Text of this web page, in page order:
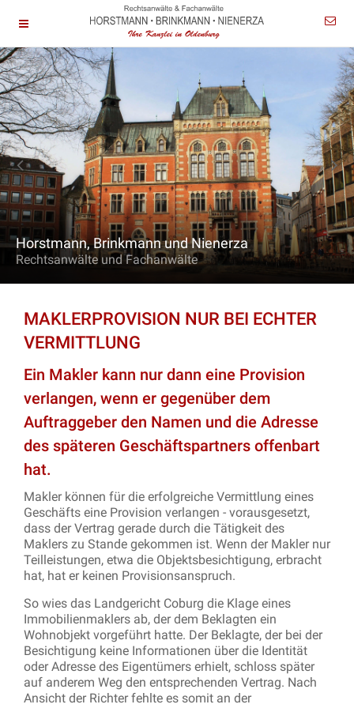
Horstmann, Brinkmann und Nienerza
Rechtsanwälte und Fachanwälte
MAKLERPROVISION NUR BEI ECHTER
VERMITTLUNG
Ein Makler kann nur dann eine Provision
verlangen, wenn er gegenüber dem
Auftraggeber den Namen und die Adresse
des späteren Geschäftspartners offenbart
hat.
Makler können für die erfolgreiche Vermittlung eines
Geschäfts eine Provision verlangen - vorausgesetzt,
dass der Vertrag gerade durch die Tätigkeit des
Maklers zu Stande gekommen ist. Wenn der Makler nur
Teilleistungen, etwa die Objektsbesichtigung, erbracht
hat, hat er keinen Provisionsanspruch.
So wies das Landgericht Coburg die Klage eines
Immobilienmaklers ab, der dem Beklagten ein
Wohnobjekt vorgeführt hatte. Der Beklagte, der bei der
Besichtigung keine Informationen über die Identität
oder Adresse des Eigentümers erhielt, schloss später
auf anderem Weg den entsprechenden Vertrag. Nach
Ansicht der Richter fehlte es somit an der